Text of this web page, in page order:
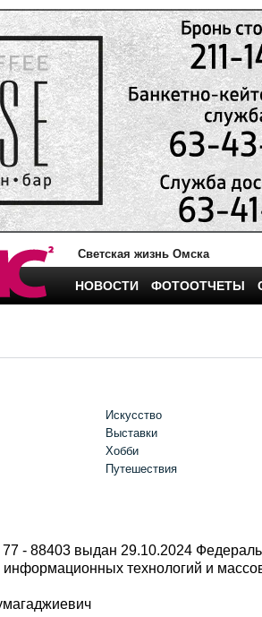
Светская жизнь Омска
НОВОСТИ ФОТООТЧЕТЫ
Искусство
Выставки
Хобби
Путешествия
- 88403 выдан 29.10.2024
технологий и